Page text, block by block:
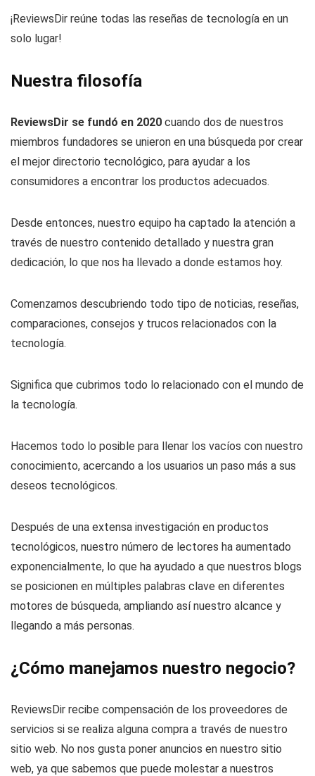
¡ReviewsDir reúne todas las reseñas de tecnología en un
solo lugar!
Nuestra filosofía
ReviewsDir se fundó en 2020 cuando dos de nuestros
miembros fundadores se unieron en una búsqueda por crear
el mejor directorio tecnológico, para ayudar a los
consumidores a encontrar los productos adecuados.
Desde entonces, nuestro equipo ha captado la atención a
través de nuestro contenido detallado y nuestra gran
dedicación, lo que nos ha llevado a donde estamos hoy.
Comenzamos descubriendo todo tipo de noticias, reseñas,
comparaciones, consejos y trucos relacionados con la
tecnología.
Significa que cubrimos todo lo relacionado con el mundo de
la tecnología.
Hacemos todo lo posible para llenar los vacíos con nuestro
conocimiento, acercando a los usuarios un paso más a sus
deseos tecnológicos.
Después de una extensa investigación en productos
tecnológicos, nuestro número de lectores ha aumentado
exponencialmente, lo que ha ayudado a que nuestros blogs
se posicionen en múltiples palabras clave en diferentes
motores de búsqueda, ampliando así nuestro alcance y
llegando a más personas.
¿Cómo manejamos nuestro negocio?
ReviewsDir recibe compensación de los proveedores de
servicios si se realiza alguna compra a través de nuestro
sitio web. No nos gusta poner anuncios en nuestro sitio
web, ya que sabemos que puede molestar a nuestros